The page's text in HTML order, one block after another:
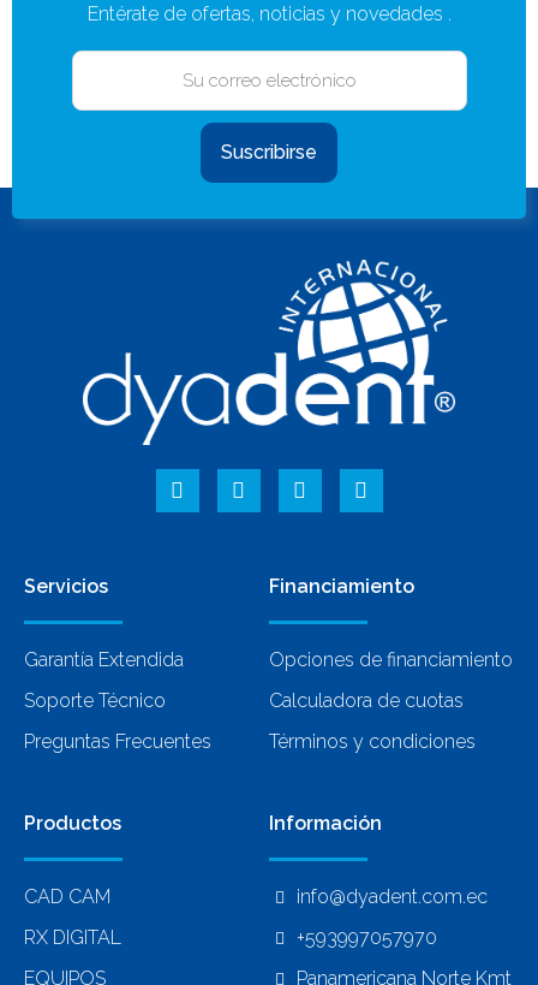
Entérate de ofertas, noticias y novedades .
Suscribirse
Servicios
Garantía Extendida
Soporte Técnico
Preguntas Frecuentes
Financiamiento
Opciones de financiamiento
Calculadora de cuotas
Términos y condiciones
Productos
CAD CAM
RX DIGITAL
EQUIPOS
Información
info@dyadent.com.ec
+593997057970
Panamericana Norte Kmt